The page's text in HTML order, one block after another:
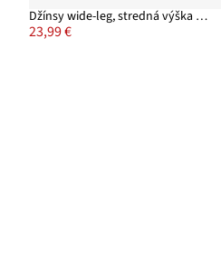
Džínsy wide-leg, stredná výška pásu
23,99 €